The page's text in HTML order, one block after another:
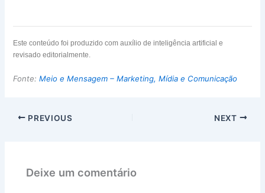
Este conteúdo foi produzido com auxílio de inteligência artificial e
revisado editorialmente.
Fonte:Meio e Mensagem – Marketing, Mídia e Comunicação
PREVIOUS NEXT
Deixe um comentário